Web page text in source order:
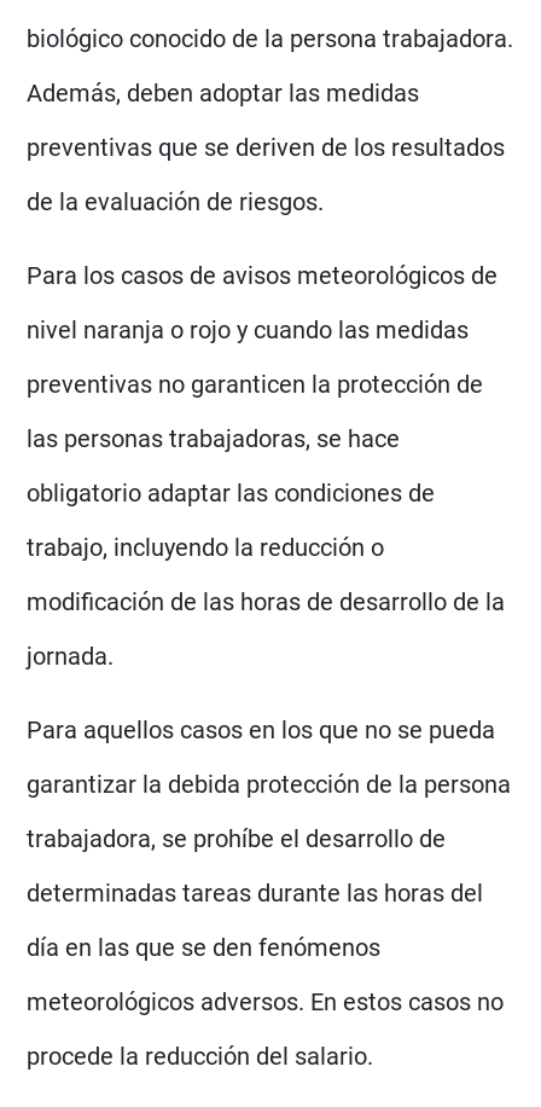
biológico conocido de la persona trabajadora.
Además, deben adoptar las medidas
preventivas que se deriven de los resultados
de la evaluación de riesgos.
Para los casos de avisos meteorológicos de
nivel naranja o rojo y cuando las medidas
preventivas no garanticen la protección de
las personas trabajadoras, se hace
obligatorio adaptar las condiciones de
trabajo, incluyendo la reducción o
modificación de las horas de desarrollo de la
jornada.
Para aquellos casos en los que no se pueda
garantizar la debida protección de la persona
trabajadora, se prohíbe el desarrollo de
determinadas tareas durante las horas del
día en las que se den fenómenos
meteorológicos adversos. En estos casos no
procede la reducción del salario.